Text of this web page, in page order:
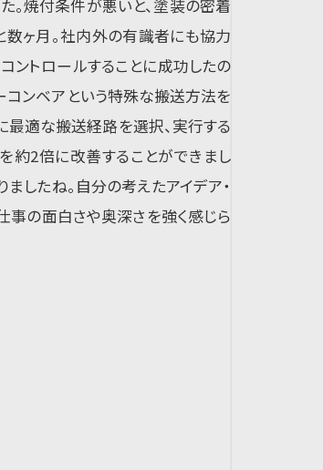
。焼付条件が悪いと、塗装の密着
ヶ月。社内外の有識者にも協力
ントロールすることに成功したの
コンベアという特殊な搬送方法を
最適な搬送経路を選択、実行する
約2倍に改善することができまし
したね。自分の考えたアイデア・
事の面白さや奥深さを強く感じら